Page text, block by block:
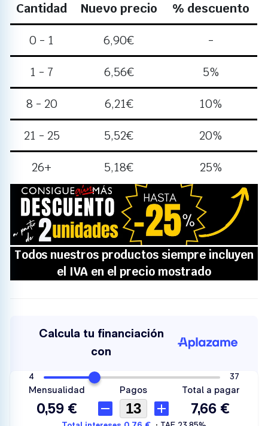
Cantidad Nuevo precio % descuento
0 - 1 6,90€ -
1 - 7 6,56€ 5%
8 - 20 6,21€ 10%
21 - 25 5,52€ 20%
26+ 5,18€ 25%